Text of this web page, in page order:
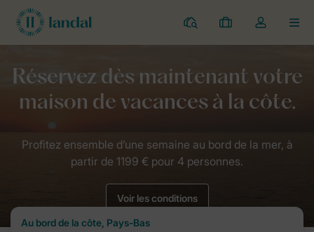
Parcs
Mes
réservations
Toggle
the
account
Home Campagnes Vacances sur la côte néerlandaise
Voir les conditions